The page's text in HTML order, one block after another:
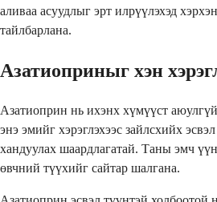
аливаа асуудлыг эрт илрүүлэхэд
тайлбарлана.
Азатиоприныг хэн
Азатиоприн нь ихэнх хүмүүст
энэ эмийг хэрэглэхээс зайлсхийх
хандуулах шаардлагатай. Таны эмч
өвчний түүхийг сайтар шалгана.